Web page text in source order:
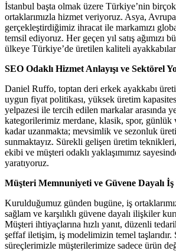
İstanbul başta olmak üzere Türkiye’nin
ortaklarımızla hizmet veriyoruz. Asya,
gerçekleştirdiğimiz ihracat ile markamızı
temsil ediyoruz. Her geçen yıl satış ağımızı
ülkeye Türkiye’de üretilen kaliteli
SEO Odaklı Hizmet Anlayışı ve Sektörel
Daniel Ruffo, toptan deri erkek ayakkabı
uygun fiyat politikası, yüksek üretim
yelpazesi ile tercih edilen markalar arasında
kategorilerimiz merdane, klasik, spor, günlük
kadar uzanmakta; mevsimlik ve sezonluk
sunmaktayız. Sürekli gelişen üretim
ekibi ve müşteri odaklı yaklaşımımız
yaratıyoruz.
Müşteri Memnuniyeti ve Güvene Dayalı
Kurulduğumuz günden bugüne, iş
sağlam ve karşılıklı güvene dayalı ilişkiler
Müşteri ihtiyaçlarına hızlı yanıt, düzenli
şeffaf iletişim, iş modelimizin temel taşlarıdır.
süreçlerimizle müşterilerimize sadece ürün